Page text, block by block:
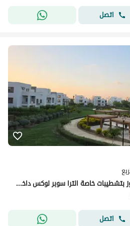
اتصل
فيلا للبيع في كمبوند وصال فيوز بتشطيبات خاصة الترا سوبر لوكس داخل الكمبوند وإطلالة مباشرة على وايد جاردن ولاند اسكيب
اتصل